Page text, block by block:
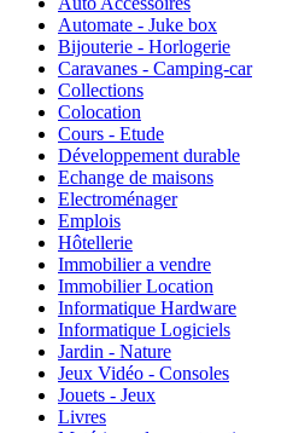
Automate - Juke box
Bijouterie - Horlogerie
Caravanes - Camping-car
Collections
Colocation
Cours - Etude
Développement durable
Echange de maisons
Electroménager
Emplois
Hôtellerie
Immobilier a vendre
Immobilier Location
Informatique Hardware
Informatique Logiciels
Jardin - Nature
Jeux Vidéo - Consoles
Jouets - Jeux
Livres